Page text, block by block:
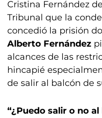
Cristina Fernández
Tribunal que la
concedió la prisión
Alberto Fernández
alcances de las
hincapié
de salir al balcón de
“¿Puedo salir o no